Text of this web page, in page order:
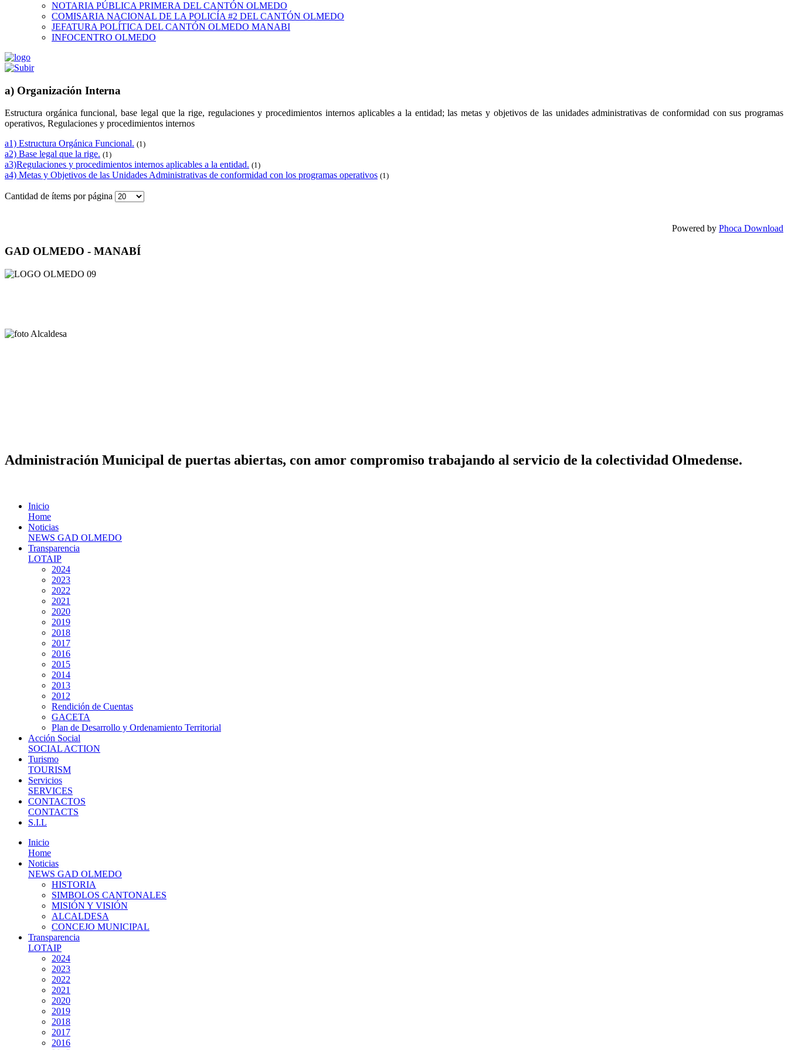
NOTARIA PÚBLICA PRIMERA DEL CANTÓN OLMEDO
COMISARIA NACIONAL DE LA POLICÍA #2 DEL CANTÓN OLMEDO
JEFATURA POLÍTICA DEL CANTÓN OLMEDO MANABI
INFOCENTRO OLMEDO
a) Organización Interna
Estructura orgánica funcional, base legal que la rige, regulaciones y procedimientos internos aplicables a la entidad; las metas y objetivos de las unidades administrativas de conformidad con sus programas
operativos, Regulaciones y procedimientos internos
a1) Estructura Orgánica Funcional. (1)
a2) Base legal que la rige. (1)
a3)Regulaciones y procedimientos internos aplicables a la entidad. (1)
a4) Metas y Objetivos de las Unidades Administrativas de conformidad con los programas operativos (1)
Cantidad de ítems por página
Powered by Phoca Download
GAD OLMEDO - MANABÍ
Administración Municipal de puertas abiertas, con amor compromiso trabajando al servicio de la colectividad Olmedense.
Inicio
Home
Noticias
NEWS GAD OLMEDO
Transparencia
LOTAIP
2024
2023
2022
2021
2020
2019
2018
2017
2016
2015
2014
2013
2012
Rendición de Cuentas
GACETA
Plan de Desarrollo y Ordenamiento Territorial
Acción Social
SOCIAL ACTION
Turismo
TOURISM
Servicios
SERVICES
CONTACTOS
CONTACTS
S.I.L
Inicio
Home
Noticias
NEWS GAD OLMEDO
HISTORIA
SIMBOLOS CANTONALES
MISIÓN Y VISIÓN
ALCALDESA
CONCEJO MUNICIPAL
Transparencia
LOTAIP
2024
2023
2022
2021
2020
2019
2018
2017
2016